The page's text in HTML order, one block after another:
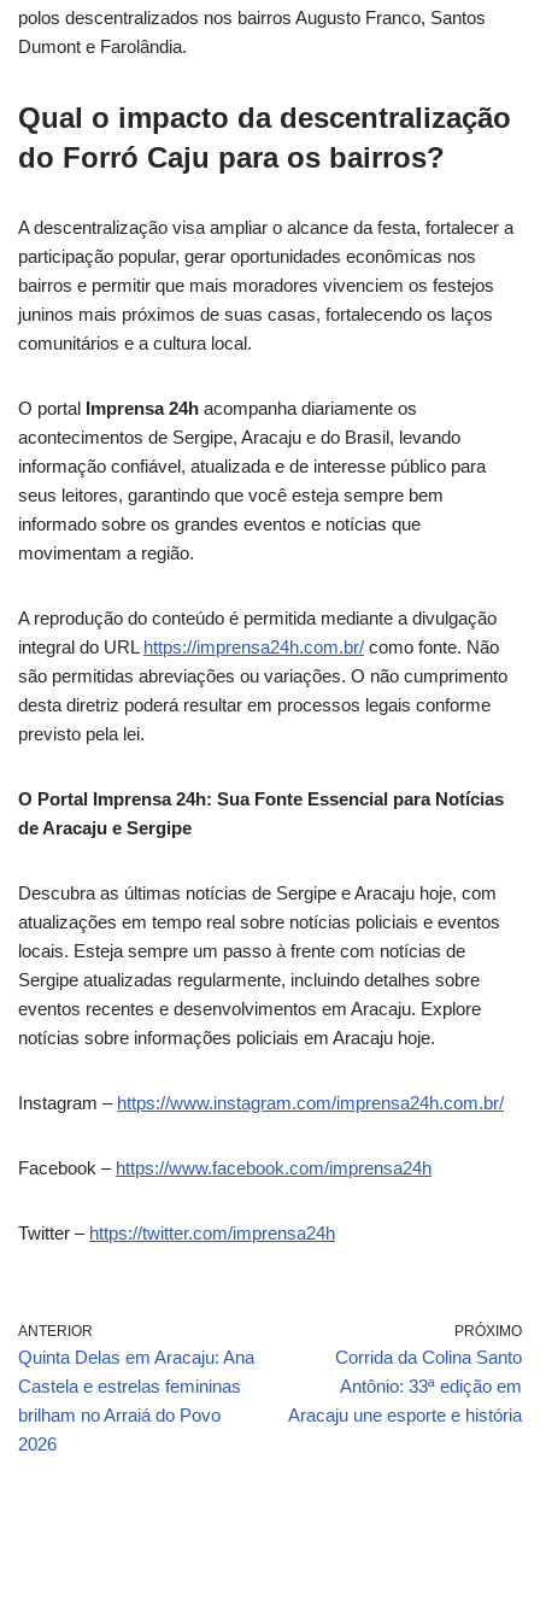
polos descentralizados nos bairros Augusto Franco, Santos
Dumont e Farolândia.
Qual o impacto da descentralização
do Forró Caju para os bairros?
A descentralização visa ampliar o alcance da festa, fortalecer a
participação popular, gerar oportunidades econômicas nos
bairros e permitir que mais moradores vivenciem os festejos
juninos mais próximos de suas casas, fortalecendo os laços
comunitários e a cultura local.
O portal Imprensa 24h acompanha diariamente os
acontecimentos de Sergipe, Aracaju e do Brasil, levando
informação confiável, atualizada e de interesse público para
seus leitores, garantindo que você esteja sempre bem
informado sobre os grandes eventos e notícias que
movimentam a região.
A reprodução do conteúdo é permitida mediante a divulgação
integral do URL https://imprensa24h.com.br/ como fonte. Não
são permitidas abreviações ou variações. O não cumprimento
desta diretriz poderá resultar em processos legais conforme
previsto pela lei.
O Portal Imprensa 24h: Sua Fonte Essencial para Notícias
de Aracaju e Sergipe
Descubra as últimas notícias de Sergipe e Aracaju hoje, com
atualizações em tempo real sobre notícias policiais e eventos
locais. Esteja sempre um passo à frente com notícias de
Sergipe atualizadas regularmente, incluindo detalhes sobre
eventos recentes e desenvolvimentos em Aracaju. Explore
notícias sobre informações policiais em Aracaju hoje.
Instagram – https://www.instagram.com/imprensa24h.com.br/
Facebook – https://www.facebook.com/imprensa24h
Twitter – https://twitter.com/imprensa24h
ANTERIOR
Quinta Delas em Aracaju: Ana
Castela e estrelas femininas
brilham no Arraiá do Povo
2026
PRÓXIMO
Corrida da Colina Santo
Antônio: 33ª edição em
Aracaju une esporte e história